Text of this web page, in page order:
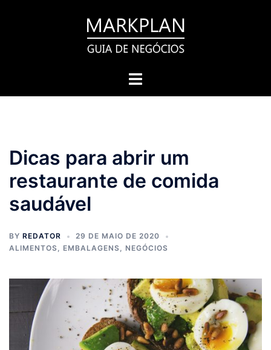
Toggle
Dicas para abrir um
restaurante de comida
saudável
BY REDATOR
29 DE MAIO DE 2020
ALIMENTOS, EMBALAGENS, NEGÓCIOS